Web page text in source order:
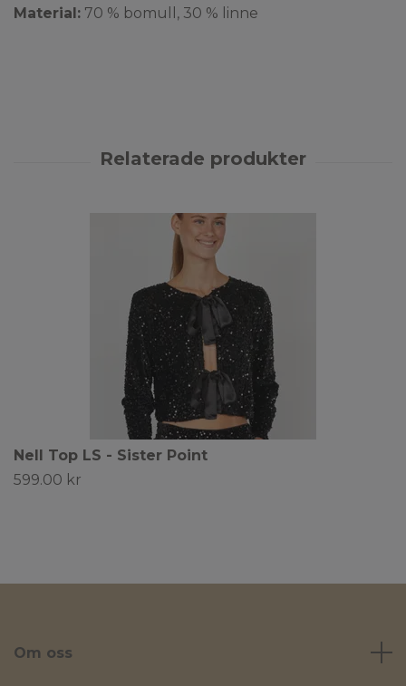
Material: 70 % bomull, 30 % linne
Nell Top LS - Sister Point
599.00 kr
Om oss